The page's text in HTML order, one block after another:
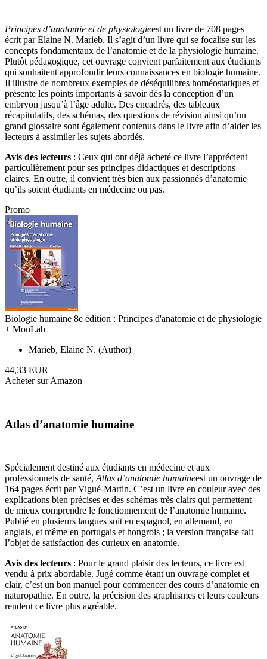
Principes d’anatomie et de physiologieest un livre de 708 pages
écrit par Elaine N. Marieb. Il s’agit d’un livre qui se focalise sur les
concepts fondamentaux de l’anatomie et de la physiologie humaine.
Plutôt pédagogique, cet ouvrage convient parfaitement aux étudiants
qui souhaitent approfondir leurs connaissances en biologie humaine.
Il illustre de nombreux exemples de déséquilibres homéostatiques et
présente les points importants à savoir dès la conception d’un
embryon jusqu’à l’âge adulte. Des encadrés, des tableaux
récapitulatifs, des schémas, des questions de révision ainsi qu’un
grand glossaire sont également contenus dans le livre afin d’aider les
lecteurs à assimiler les sujets abordés.
Avis des lecteurs : Ceux qui ont déjà acheté ce livre l’apprécient
particulièrement pour ses principes didactiques et descriptions
claires. En outre, il convient très bien aux passionnés d’anatomie
qu’ils soient étudiants en médecine ou pas.
Promo
Biologie humaine 8e édition : Principes d'anatomie et de physiologie
+ MonLab
Marieb, Elaine N. (Author)
44,33 EUR
Acheter sur Amazon
Atlas d’anatomie humaine
Spécialement destiné aux étudiants en médecine et aux
professionnels de santé, Atlas d’anatomie humaineest un ouvrage de
164 pages écrit par Vigué-Martin. C’est un livre en couleur avec des
explications bien précises et des schémas très clairs qui permettent
de mieux comprendre le fonctionnement de l’anatomie humaine.
Publié en plusieurs langues soit en espagnol, en allemand, en
anglais, et même en portugais et hongrois ; la version française fait
l’objet de satisfaction des curieux en anatomie.
Avis des lecteurs : Pour le grand plaisir des lecteurs, ce livre est
vendu à prix abordable. Jugé comme étant un ouvrage complet et
clair, c’est un bon manuel pour commencer des cours d’anatomie en
naturopathie. En outre, la précision des graphismes et leurs couleurs
rendent ce livre plus agréable.